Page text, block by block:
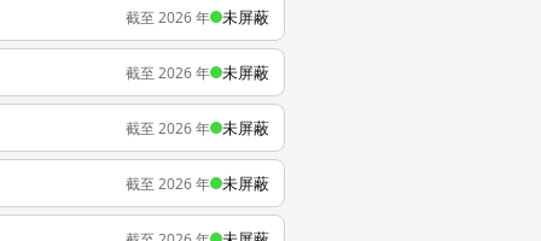
截至 2026 年 未屏蔽
截至 2026 年 未屏蔽
截至 2026 年 未屏蔽
截至 2026 年 未屏蔽